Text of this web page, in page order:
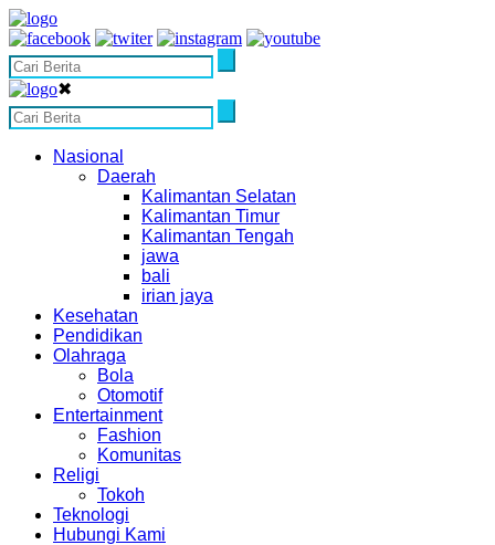
✖
Nasional
Daerah
Kalimantan Selatan
Kalimantan Timur
Kalimantan Tengah
jawa
bali
irian jaya
Kesehatan
Pendidikan
Olahraga
Bola
Otomotif
Entertainment
Fashion
Komunitas
Religi
Tokoh
Teknologi
Hubungi Kami